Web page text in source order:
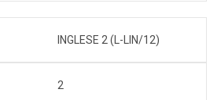
INGLESE 2 (L-LIN/12)
2